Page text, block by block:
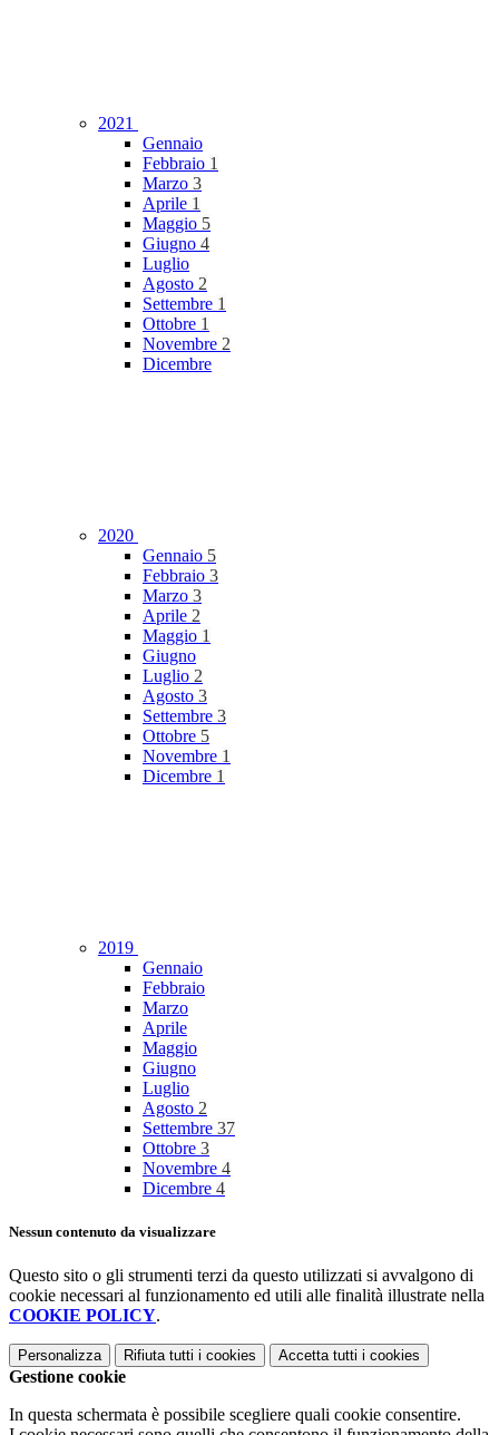
2021
Gennaio
Febbraio 1
Marzo 3
Aprile 1
Maggio 5
Giugno 4
Luglio
Agosto 2
Settembre 1
Ottobre 1
Novembre 2
Dicembre
2020
Gennaio 5
Febbraio 3
Marzo 3
Aprile 2
Maggio 1
Giugno
Luglio 2
Agosto 3
Settembre 3
Ottobre 5
Novembre 1
Dicembre 1
2019
Gennaio
Febbraio
Marzo
Aprile
Maggio
Giugno
Luglio
Agosto 2
Settembre 37
Ottobre 3
Novembre 4
Dicembre 4
Nessun contenuto da visualizzare
Questo sito o gli strumenti terzi da questo utilizzati si avvalgono di
cookie necessari al funzionamento ed utili alle finalità illustrate nella
COOKIE POLICY.
Personalizza Rifiuta tutti i cookies Accetta tutti i cookies
Gestione cookie
In questa schermata è possibile scegliere quali cookie consentire.